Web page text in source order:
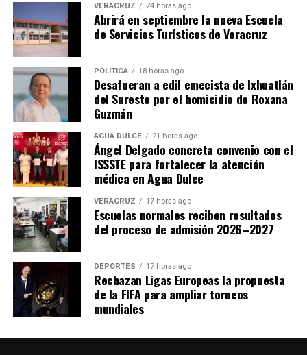
VERACRUZ 24 horas ago
Abrirá en septiembre la nueva Escuela
de Servicios Turísticos de Veracruz
POLÍTICA 18 horas ago
Desafueran a edil emecista de Ixhuatlán
del Sureste por el homicidio de Roxana
Guzmán
AGUA DULCE 21 horas ago
Ángel Delgado concreta convenio con el
ISSSTE para fortalecer la atención
médica en Agua Dulce
VERACRUZ 17 horas ago
Escuelas normales reciben resultados
del proceso de admisión 2026–2027
DEPORTES 17 horas ago
Rechazan Ligas Europeas la propuesta
de la FIFA para ampliar torneos
mundiales